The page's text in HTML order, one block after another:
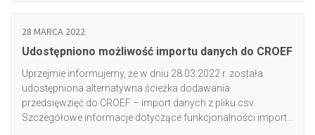
28 MARCA 2022
Udostępniono możliwość importu danych do CROEF
Uprzejmie informujemy, że w dniu 28.03.2022 r. została
udostępniona alternatywna ścieżka dodawania
przedsięwzięć do CROEF – import danych z pliku csv.
Szczegółowe informacje dotyczące funkcjonalności importu